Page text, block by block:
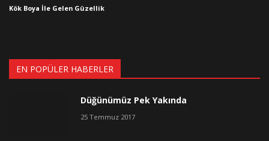
Kök Boya İle Gelen Güzellik
EN POPÜLER HABERLER
Düğünümüz Pek Yakında
25 Temmuz 2017